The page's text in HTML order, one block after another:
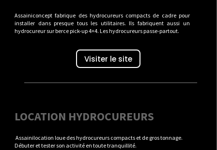
Assainiconcept fabrique des hydrocureurs compacts de cadre pour
installer dans presque tous les utilitaires. Ils fabriquent aussi un
hydrocureur sur berce pick-up 4×4. Les hydrocureurs passe-partout.
Visiter le site
LOCATION HYDROCUREURS
Assainilocation loue des hydrocureurs compacts et de gros tonnage.
Débuter et tester son activité en toute tranquillité.